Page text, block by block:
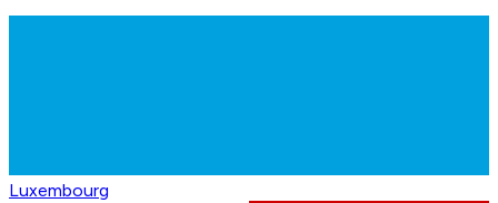
Luxembourg